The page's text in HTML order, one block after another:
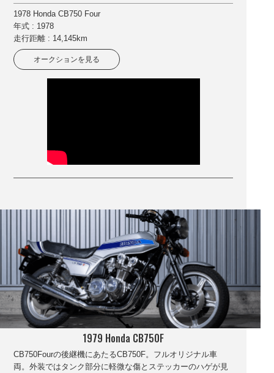
1978 Honda CB750 Four
年式 : 1978
走行距離 : 14,145km
オークションを見る
1979 Honda CB750F
CB750Fourの後継機にあたるCB750F。フルオリジナル車
両。外装ではタンク部分に軽微な傷とステッカーのハゲが見